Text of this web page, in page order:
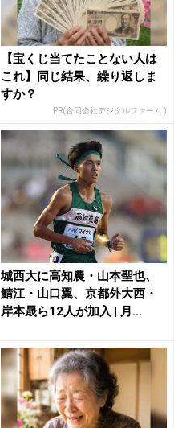
【宝くじ当てたことない人は
これ】同じ結果、繰り返しま
すか？
PR(合同会社デジタルファーム )
城西大に高知農・山本聖也、
鯖江・山口翼、京都外大西・
岸本晟ら12人が加入 | 月...